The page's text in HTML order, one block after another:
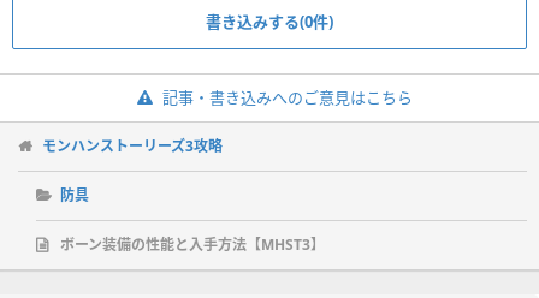
書き込みする(0件)
記事・書き込みへのご意見はこちら
モンハンストーリーズ3攻略
防具
ボーン装備の性能と入手方法【MHST3】